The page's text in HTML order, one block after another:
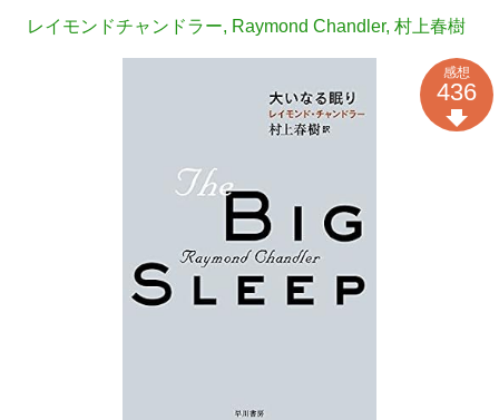
レイモンドチャンドラー, Raymond Chandler, 村上春樹
感想
436